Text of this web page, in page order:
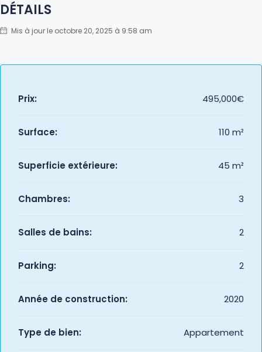
DÉTAILS
Mis à jour le octobre 20, 2025 à 9:58 am
Prix: 495,000€
Surface: 110 m²
Superficie extérieure: 45 m²
Chambres: 3
Salles de bains: 2
Parking: 2
Année de construction: 2020
Type de bien: Appartement